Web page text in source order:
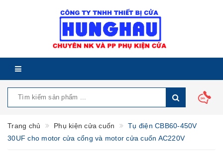
Trang chủ Phụ kiện cửa cuốn
Tụ điện CBB60-450V
30UF cho motor cửa cổng và motor cửa cuốn AC220V